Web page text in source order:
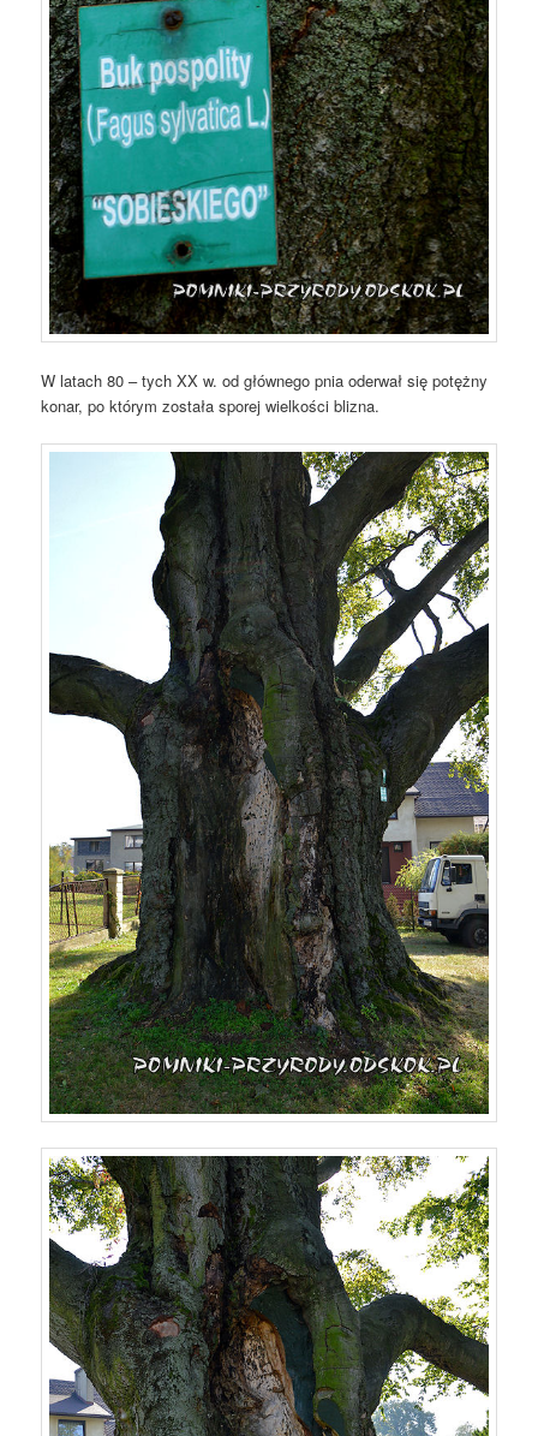
W latach 80 – tych XX w. od głównego pnia oderwał się potężny
konar, po którym została sporej wielkości blizna.